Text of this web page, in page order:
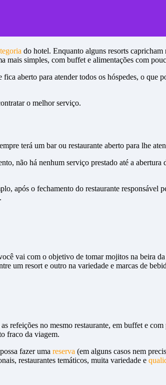
do hotel. Enquanto alguns resorts
mais simples, com buffet e alimentações com
aberto para atender todos os hóspedes, o que
o melhor serviço.
terá um bar ou restaurante aberto para lhe
não há nenhum serviço prestado até a abertura
após o fechamento do restaurante responsável
vai com o objetivo de tomar mojitos na beira
um resort e outro na variedade e marcas de
refeições no mesmo restaurante, em buffet e
fraco da viagem.
fazer uma reserva (em alguns casos nem
restaurantes temáticos, muita variedade e